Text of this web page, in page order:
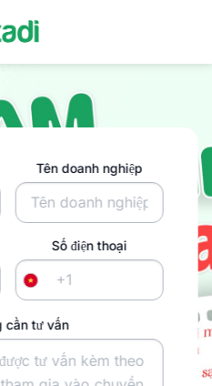
Tên doanh nghiệp
Số điện thoại
+1
cần tư vấn